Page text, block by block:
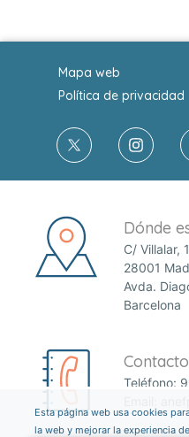
Mapa web
Política de privacidad
Dónde
C/ Villalar,
28001
Avda.
Barcelona
Contacto
Teléfono:
Esta página web usa cookies
la web y mejorar la experiencia